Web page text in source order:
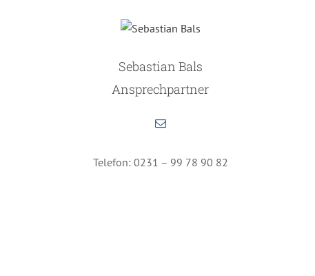
Sebastian Bals
Ansprechpartner
Telefon: 0231 – 99 78 90 82